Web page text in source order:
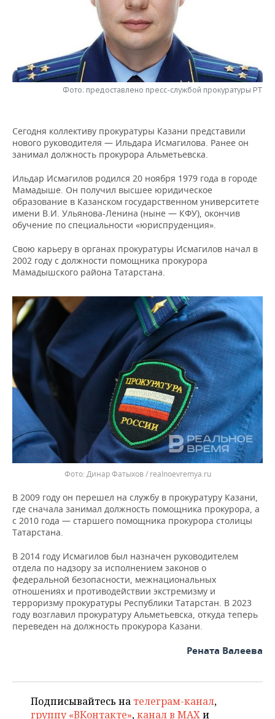
ОПК
ЭНЕРГЕТИКА
РОЗНИЧНАЯ ТОРГОВЛЯ
ТРАНСПОРТ
УСЛУГИ
НОВОСТИ ТЕХНОЛОГИЙ
МЕДИА
НОВОСТИ МЕРОПРИЯТИЙ
ВЫЕЗДНАЯ РЕДАКЦИЯ
ONLINE-КОНФЕРЕНЦИИ
НОВОСТИ СПОРТА
ХОККЕЙ
ВОЛЕЙБОЛ
КИБЕРСПОРТ
ФИГУРНОЕ КАТАНИЕ
ВОДНЫЕ ВИДЫ СПОРТА
ХОККЕЙ С МЯЧОМ
ОБЩЕСТВО
ВЛАСТЬ
ИСТОРИЯ
КУЛЬТУРА
МЕДИЦИНА
ОБРАЗОВАНИЕ
ПРОИСШЕСТВИЯ
СЮЖЕТЫ
СПИСОК ПЕРСОН
СПИСОК КОМПАНИЙ
ПОЛНАЯ ВЕРСИЯ
Фото: предоставлено пресс-службой прокуратуры РТ
Сегодня коллективу прокуратуры Казани представили
нового руководителя — Ильдара Исмагилова. Ранее он
занимал должность прокурора Альметьевска.
Ильдар Исмагилов родился 20 ноября 1979 года в городе
Мамадыше. Он получил высшее юридическое
образование в Казанском государственном университете
имени В.И. Ульянова-Ленина (ныне — КФУ), окончив
обучение по специальности «юриспруденция».
Свою карьеру в органах прокуратуры Исмагилов начал в
2002 году с должности помощника прокурора
Мамадышского района Татарстана.
Динар Фатыхов / realnoevremya.ru
В 2009 году он перешел на службу в прокуратуру Казани,
где сначала занимал должность помощника прокурора, а
с 2010 года — старшего помощника прокурора столицы
Татарстана.
В 2014 году Исмагилов был назначен руководителем
отдела по надзору за исполнением законов о
федеральной безопасности, межнациональных
отношениях и противодействии экстремизму и
терроризму прокуратуры Республики Татарстан. В 2023
году возглавил прокуратуру Альметьевска, откуда теперь
переведен на должность прокурора Казани.
Рената Валеева
Подписывайтесь на телеграм-канал,
группу «ВКонтакте»,канал в MAXи